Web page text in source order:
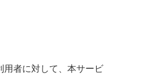
用者に対して、本サービ